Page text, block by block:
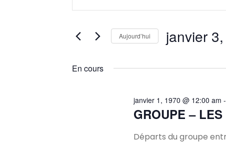
navigation
de
Évènements
Rechercher
Évènements
mot-
Aujourd’hui janvier
En cours
GROUPE –
janvier 1, 1970 @ 12:00 am -
Départs du groupe